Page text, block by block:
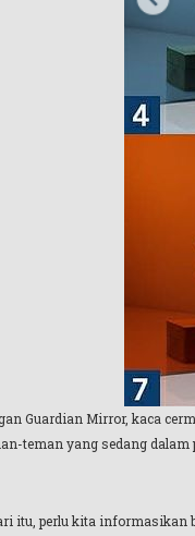
Guardian Mirror, kaca
teman yang sedang dalam
itu, perlu kita informasikan